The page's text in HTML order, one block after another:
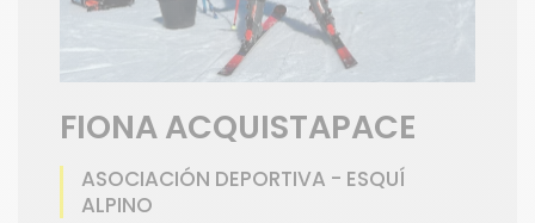
FIONA ACQUISTAPACE
ASOCIACIÓN DEPORTIVA - ESQUÍ
ALPINO